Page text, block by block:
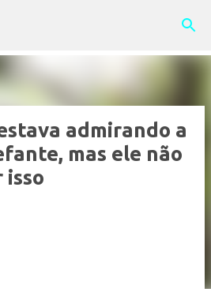
o conteúdo principal
admirando a
mas ele não
isso